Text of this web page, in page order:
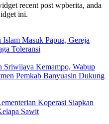
recent post wpberita, anda
ini.
Masuk Papua, Gereja
Toleransi
Sriwijaya Kemampo, Wabup
Pemkab Banyuasin Dukung
Koperasi Siapkan
Sawit